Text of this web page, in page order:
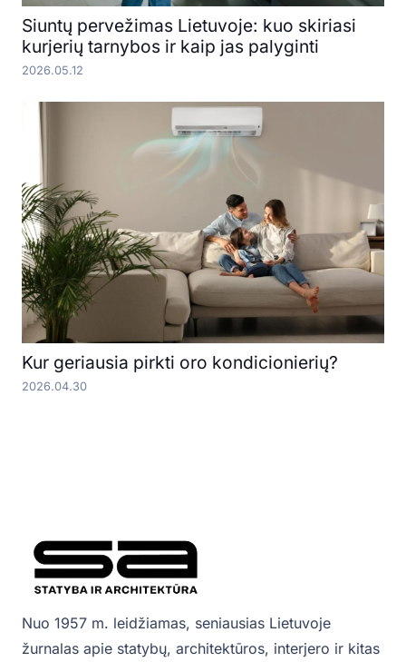
Siuntų pervežimas Lietuvoje: kuo skiriasi
kurjerių tarnybos ir kaip jas palyginti
2026.05.12
Kur geriausia pirkti oro kondicionierių?
2026.04.30
Nuo 1957 m. leidžiamas, seniausias Lietuvoje
žurnalas apie statybų, architektūros, interjero ir kitas